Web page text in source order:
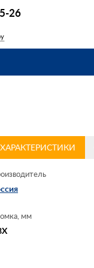
26
ХАРАКТЕРИСТИКИ
мм